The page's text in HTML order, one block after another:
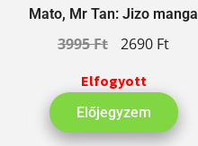
Mato, Mr Tan: Jizo manga
3995Ft 2690 Ft
Elfogyott
Előjegyzem